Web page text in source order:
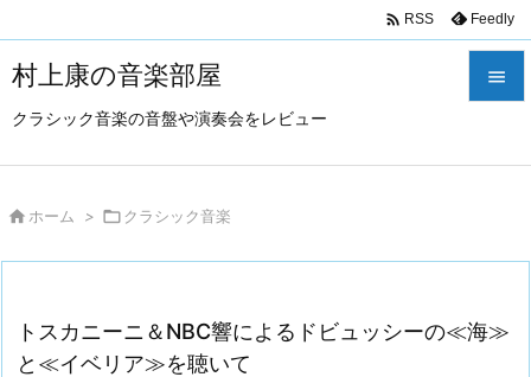
村上康の音楽部屋
クラシック音楽の音盤や演奏会をレビュー

次へ
 RSS Feedly
 ホーム > クラシック音楽
トスカニーニ＆NBC響によるドビュッシーの≪海≫
と≪イベリア≫を聴いて